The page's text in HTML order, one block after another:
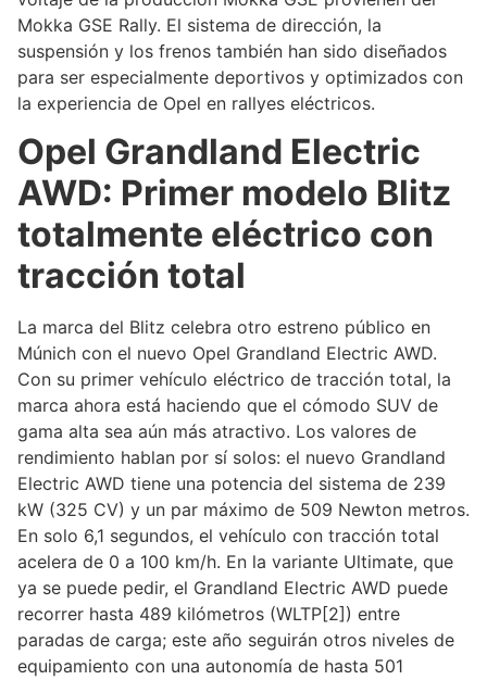
Mokka GSE Rally. El sistema de dirección, la
suspensión y los frenos también han sido diseñados
para ser especialmente deportivos y optimizados con
la experiencia de Opel en rallyes eléctricos.
Opel Grandland Electric
AWD: Primer modelo Blitz
totalmente eléctrico con
tracción total
La marca del Blitz celebra otro estreno público en
Múnich con el nuevo Opel Grandland Electric AWD.
Con su primer vehículo eléctrico de tracción total, la
marca ahora está haciendo que el cómodo SUV de
gama alta sea aún más atractivo. Los valores de
rendimiento hablan por sí solos: el nuevo Grandland
Electric AWD tiene una potencia del sistema de 239
kW (325 CV) y un par máximo de 509 Newton metros.
En solo 6,1 segundos, el vehículo con tracción total
acelera de 0 a 100 km/h. En la variante Ultimate, que
ya se puede pedir, el Grandland Electric AWD puede
recorrer hasta 489 kilómetros (WLTP[2]) entre
paradas de carga; este año seguirán otros niveles de
equipamiento con una autonomía de hasta 501